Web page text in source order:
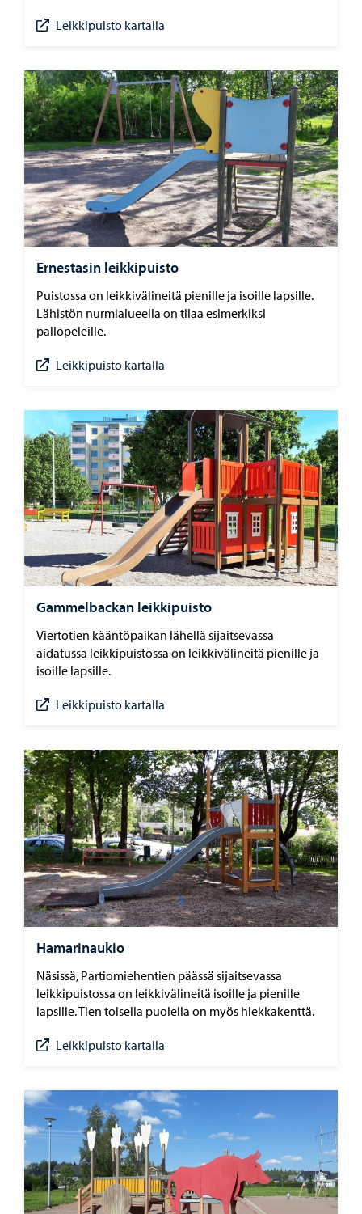
Leikkipuisto kartalla
Ernestasin leikkipuisto
Puistossa on leikkivälineitä pienille ja isoille lapsille.
Lähistön nurmialueella on tilaa esimerkiksi
pallopeleille.
Leikkipuisto kartalla
Gammelbackan leikkipuisto
Viertotien kääntöpaikan lähellä sijaitsevassa
aidatussa leikkipuistossa on leikkivälineitä pienille ja
isoille lapsille.
Leikkipuisto kartalla
Hamarinaukio
Näsissä, Partiomiehentien päässä sijaitsevassa
leikkipuistossa on leikkivälineitä isoille ja pienille
lapsille. Tien toisella puolella on myös hiekkakenttä.
Leikkipuisto kartalla